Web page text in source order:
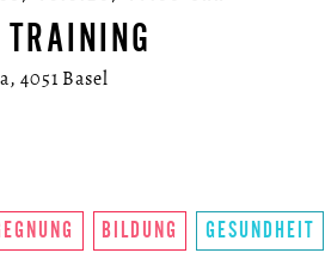
4051 Basel
BILDUNG GESUNDHEIT